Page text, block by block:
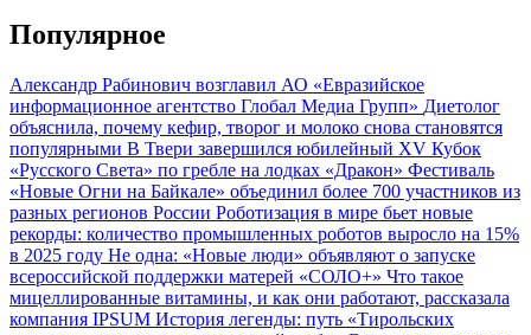
Популярное
Александр Рабинович возглавил АО «Евразийское
информационное агентство Глобал Медиа Групп» Диетолог
объяснила, почему кефир, творог и молоко снова становятся
популярными В Твери завершился юбилейный XV Кубок
«Русского Света» по гребле на лодках «Дракон» Фестиваль
«Новые Огни на Байкале» объединил более 700 участников из
разных регионов России Роботизация в мире бьет новые
рекорды: количество промышленных роботов выросло на 15%
в 2025 году Не одна: «Новые люди» объявляют о запуске
всероссийской поддержки матерей «СОЛО+» Что такое
мицеллированные витамины, и как они работают, рассказала
компания IPSUM История легенды: путь «Тирольских